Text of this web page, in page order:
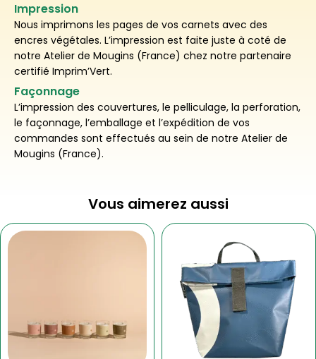
Impression
Nous imprimons les pages de vos carnets avec des
encres végétales. L’impression est faite juste à coté de
notre Atelier de Mougins (France) chez notre partenaire
certifié Imprim’Vert.
Façonnage
L’impression des couvertures, le pelliculage, la perforation,
le façonnage, l’emballage et l’expédition de vos
commandes sont effectués au sein de notre Atelier de
Mougins (France).
Vous aimerez aussi
Ce
options
peuvent
Plage
prix :
à
produit
a
plusieurs
variations.
Les
options
peuvent
être